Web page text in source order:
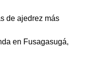
de ajedrez más
en Fusagasugá,